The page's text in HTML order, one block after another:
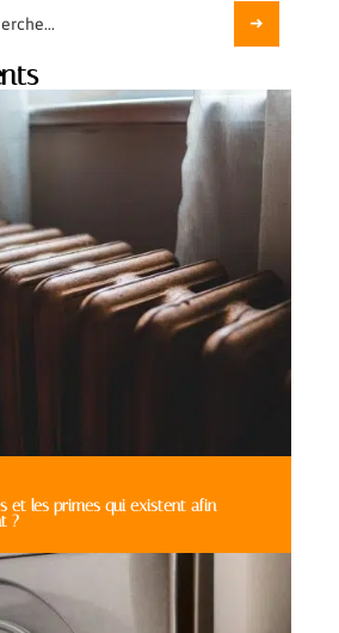
et les primes qui existent afin
?